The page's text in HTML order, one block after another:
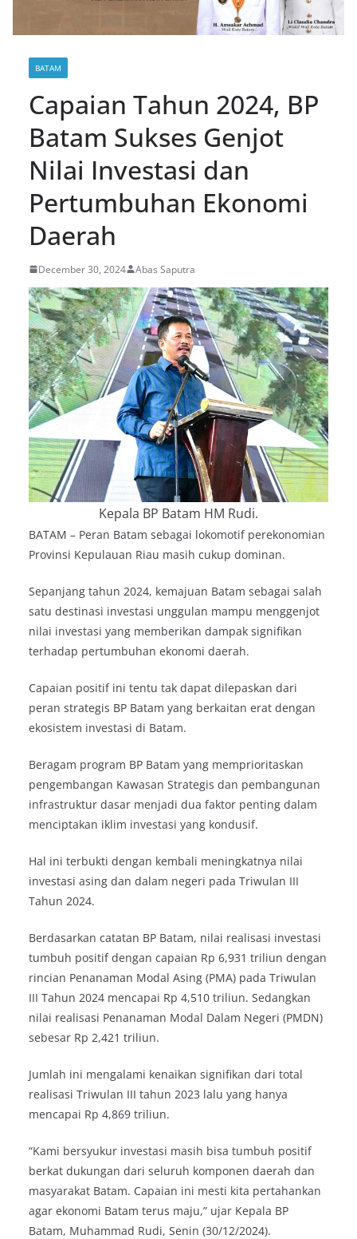
BATAM
Capaian Tahun 2024, BP
Batam Sukses Genjot
Nilai Investasi dan
Pertumbuhan Ekonomi
Daerah
December 30, 2024 Abas Saputra
Kepala BP Batam HM Rudi.
BATAM – Peran Batam sebagai lokomotif perekonomian
Provinsi Kepulauan Riau masih cukup dominan.
Sepanjang tahun 2024, kemajuan Batam sebagai salah
satu destinasi investasi unggulan mampu menggenjot
nilai investasi yang memberikan dampak signifikan
terhadap pertumbuhan ekonomi daerah.
Capaian positif ini tentu tak dapat dilepaskan dari
peran strategis BP Batam yang berkaitan erat dengan
ekosistem investasi di Batam.
Beragam program BP Batam yang memprioritaskan
pengembangan Kawasan Strategis dan pembangunan
infrastruktur dasar menjadi dua faktor penting dalam
menciptakan iklim investasi yang kondusif.
Hal ini terbukti dengan kembali meningkatnya nilai
investasi asing dan dalam negeri pada Triwulan III
Tahun 2024.
Berdasarkan catatan BP Batam, nilai realisasi investasi
tumbuh positif dengan capaian Rp 6,931 triliun dengan
rincian Penanaman Modal Asing (PMA) pada Triwulan
III Tahun 2024 mencapai Rp 4,510 triliun. Sedangkan
nilai realisasi Penanaman Modal Dalam Negeri (PMDN)
sebesar Rp 2,421 triliun.
Jumlah ini mengalami kenaikan signifikan dari total
realisasi Triwulan III tahun 2023 lalu yang hanya
mencapai Rp 4,869 triliun.
“Kami bersyukur investasi masih bisa tumbuh positif
berkat dukungan dari seluruh komponen daerah dan
masyarakat Batam. Capaian ini mesti kita pertahankan
agar ekonomi Batam terus maju,” ujar Kepala BP
Batam, Muhammad Rudi, Senin (30/12/2024).